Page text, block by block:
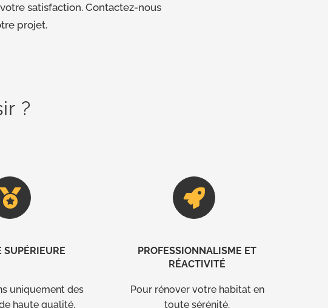
satisfaction. Contactez-nous
projet.
?
SUPÉRIEURE
uniquement des
haute qualité,
PROFESSIONNALISME ET
RÉACTIVITÉ
Pour rénover votre habitat en
toute sérénité.